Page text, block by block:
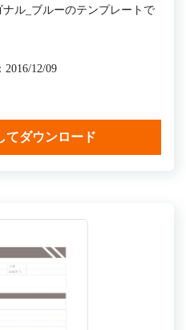
ル_ブルーのテンプレートで
2016/12/09
てダウンロード